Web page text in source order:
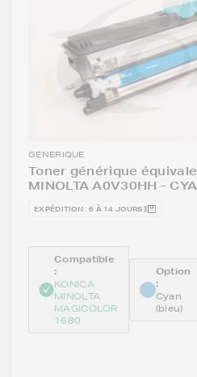
GENERIQUE
Toner générique
MINOLTA A0V30HH -
EXPÉDITION : 6 À 14 JOURS
Compatible
:
KONICA
MINOLTA
MAGICOLOR
1680
Option
:
Cyan
(bleu)